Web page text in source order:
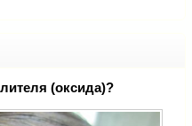
(оксида)?